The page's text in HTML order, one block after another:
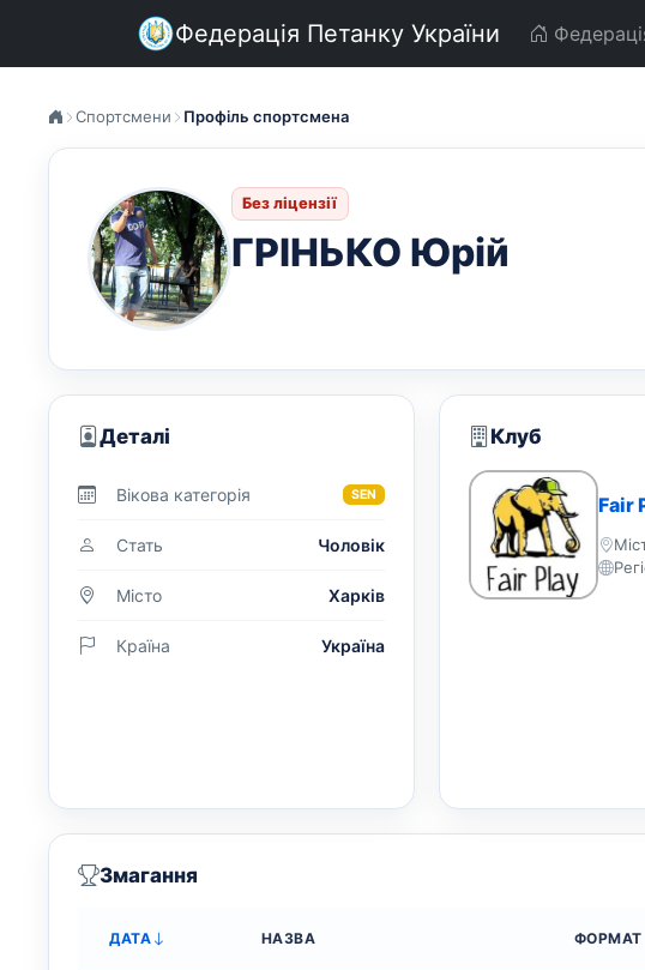
Федерація Петанку України
Спортсмени Профіль спортсмена
Без ліцензії
ГРІНЬКО Юрій
Деталі
Вікова категорія SEN
Стать Чоловік
Місто Харків
Країна Україна
Клуб
Fair
Змагання
ДАТА НАЗВА ФОРМАТ